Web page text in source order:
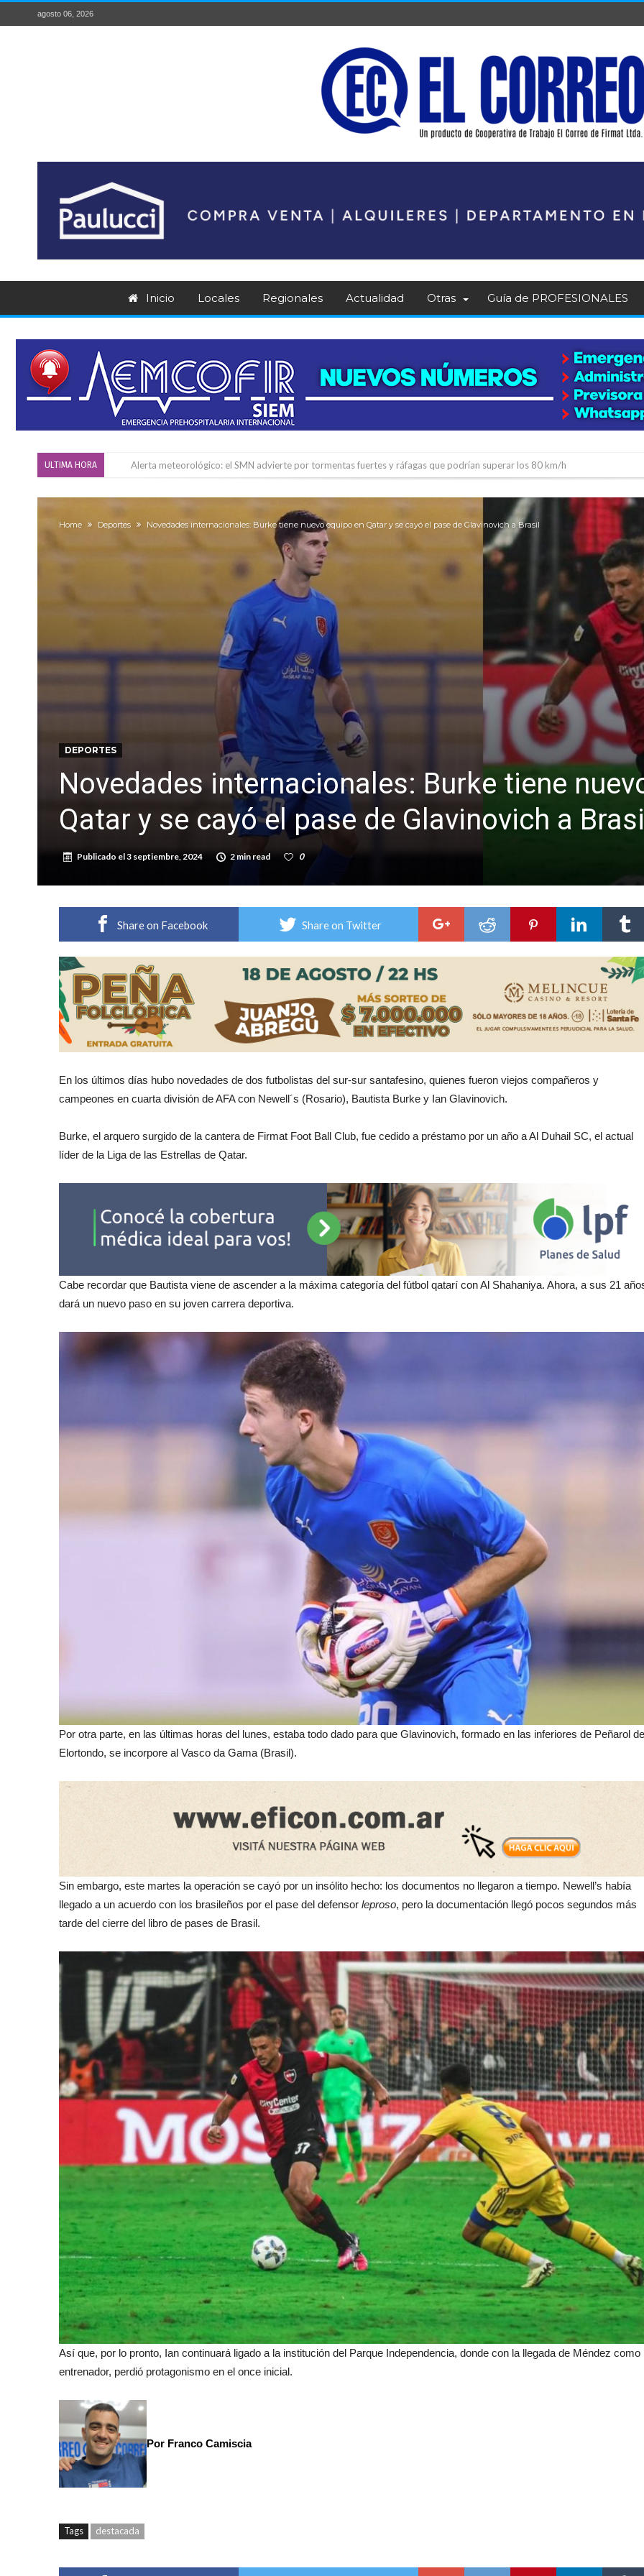
agosto 06, 2026
Inicio Locales Regionales Actualidad Otras Guía de PROFESIONALES
ULTIMA HORA Alerta meteorológico: el SMN advierte por tormentas fuertes y ráfagas que podrían superar los 80 km/h
Cañada del Ucle se prepara para la 5ª edición de la Expo Dose
Distinguieron a Ramiro Maldonado, el campeón juvenil de malambo de Los Quirquinchos
Villada: evalúan obras preventivas ante posibles lluvias intensas
Elortondo: avanza el plan de pavimentación con la licitación de cinco nuevas cuadras
Chovet realizó el primer taller de coaching para emprendedores
Confirmaron la fecha de la maratón “Gödeken Corre”
Comienza una mesa de lectura sobre literatura japonesa en la Biblioteca Popular Nosotros
Sueño albiceleste: la arquera firmatense Jazmín David fue citada a la Selección Argentina
Home Deportes Novedades internacionales: Burke tiene nuevo equipo en Qatar y se cayó el pase de Glavinovich a Brasil
DEPORTES
Novedades internacionales: Burke tiene
Qatar y se cayó el pase de Glavinovich a
Publicado el3 septiembre, 2024 2 min read 0
Share on Facebook Share on Twitter
En los últimos días hubo novedades de dos futbolistas del sur-sur santafesino, quienes fueron viejos compañeros y
campeones en cuarta división de AFA con Newell´s (Rosario), Bautista Burke y Ian Glavinovich.
Burke, el arquero surgido de la cantera de Firmat Foot Ball Club, fue cedido a préstamo por un año a Al Duhail SC, el actual
líder de la Liga de las Estrellas de Qatar.
Cabe recordar que Bautista viene de ascender a la máxima categoría del fútbol qatarí con Al Shahaniya. Ahora, a sus 21
dará un nuevo paso en su joven carrera deportiva.
Por otra parte, en las últimas horas del lunes, estaba todo dado para que Glavinovich, formado en las inferiores de Peñarol de
Elortondo, se incorpore al Vasco da Gama (Brasil).
Sin embargo, este martes la operación se cayó por un insólito hecho: los documentos no llegaron a tiempo. Newell’s había
llegado a un acuerdo con los brasileños por el pase del defensor leproso, pero la documentación llegó pocos segundos más
tarde del cierre del libro de pases de Brasil.
Así que, por lo pronto, Ian continuará ligado a la institución del Parque Independencia, donde con la llegada de Méndez como
entrenador, perdió protagonismo en el once inicial.
Por Franco Camiscia
Tags destacada